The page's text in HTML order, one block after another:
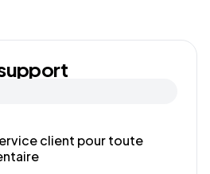
client pour toute